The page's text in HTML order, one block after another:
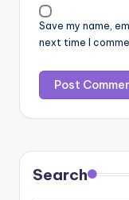
Save my name,
next time I
Search